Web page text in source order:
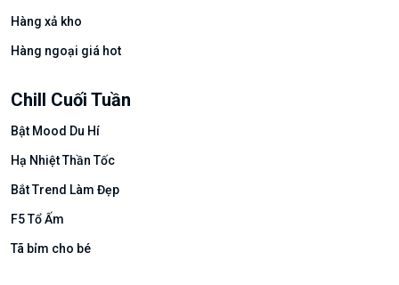
Hàng xả kho
Hàng ngoại giá hot
Chill Cuối Tuần
Bật Mood Du Hí
Hạ Nhiệt Thần Tốc
Bắt Trend Làm Đẹp
F5 Tổ Ấm
Tã bỉm cho bé